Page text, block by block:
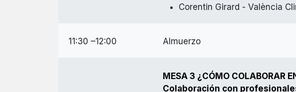
Corentin Girard - València
11:30 –12:00 Almuerzo
MESA 3 ¿CÓMO COLABORAR
Colaboración con